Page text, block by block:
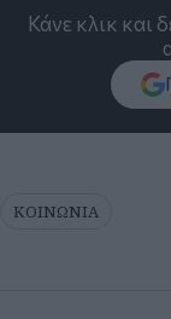
Κάνε κλικ και
ΚΟΙΝΩΝΙΑ